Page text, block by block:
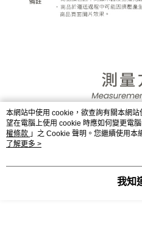
本網站中使用 cookie，欲查詢有關本網站
望在電腦上使用 cookie 時應如何變更電
權條款 」之 Cookie 聲明。您繼續使用本
用條款之 Cookie 聲明使用 cookie。
了解更多 >
我知